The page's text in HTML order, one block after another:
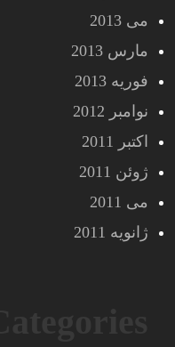
می 2013
مارس 2013
فوریه 2013
نوامبر 2012
اکتبر 2011
ژوئن 2011
می 2011
ژانویه 2011